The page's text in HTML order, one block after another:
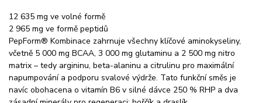
12 635 mg ve volné formě
2 965 mg ve formě peptidů
PepForm® Kombinace zahrnuje všechny klíčové aminokyseliny,
včetně 5 000 mg BCAA, 3 000 mg glutaminu a 2 500 mg nitro
matrix – tedy argininu, beta-alaninu a citrulinu pro maximální
napumpování a podporu svalové výdrže. Tato funkční směs je
navíc obohacena o vitamín B6 v silné dávce 250 % RHP a dva